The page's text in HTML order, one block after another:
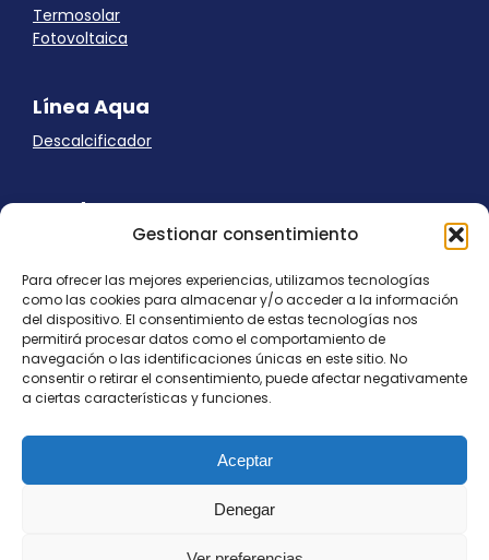
Gestionar consentimiento
Para ofrecer las mejores experiencias, utilizamos tecnologías
como las cookies para almacenar y/o acceder a la información
del dispositivo. El consentimiento de estas tecnologías nos
permitirá procesar datos como el comportamiento de
navegación o las identificaciones únicas en este sitio. No
consentir o retirar el consentimiento, puede afectar negativamente
a ciertas características y funciones.
Aceptar
Denegar
Termosolar
Fotovoltaica
Línea Aqua
Descalcificador
Ayuda
Panel Cookies
Política de privacidad
contacto@nostresol.com
Canal de Denuncias
Trabaja con nosotros